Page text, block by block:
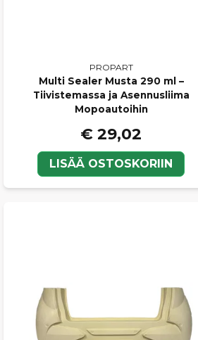
PROPART
Multi Sealer Musta 290 ml –
Tiivistemassa ja Asennusliima
Mopoautoihin
€ 29,02
LISÄÄ OSTOSKORIIN